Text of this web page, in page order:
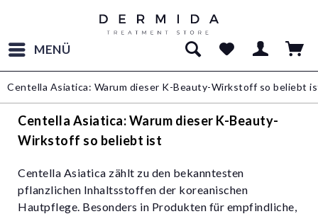
MENÜ
Centella Asiatica: Warum dieser K-Beauty-Wirkstoff so beliebt
Centella Asiatica: Warum dieser K-Beauty-
Wirkstoff so beliebt ist
Centella Asiatica zählt zu den bekanntesten
pflanzlichen Inhaltsstoffen der koreanischen
Hautpflege. Besonders in Produkten für empfindliche,